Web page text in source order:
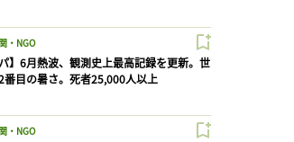
・NGO
パ】6月熱波、観測史上最高記録を更新。世
番目の暑さ。死者25,000人以上
・NGO